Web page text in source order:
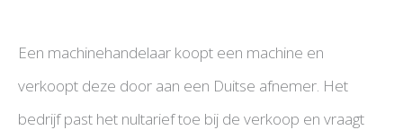
Een machinehandelaar koopt een machine en
verkoopt deze door aan een Duitse afnemer. Het
bedrijf past het nultarief toe bij de verkoop en vraagt